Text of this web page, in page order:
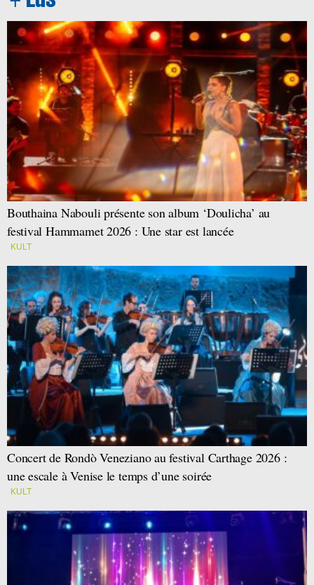
Bouthaina Nabouli présente son album ‘Doulicha’ au
festival Hammamet 2026 : Une star est lancée
KULT
Concert de Rondò Veneziano au festival Carthage 2026 :
une escale à Venise le temps d’une soirée
KULT